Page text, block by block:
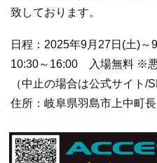
致しております。
日程：2025年9月27日(土)～
10:30～16:00 入場無料 ※
（中止の場合は公式サイト/
住所：岐阜県羽島市上中町